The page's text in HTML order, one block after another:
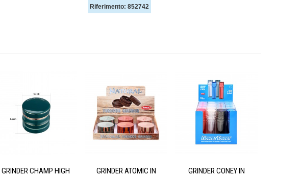
Riferimento: 852742
GRINDER CHAMP HIGH
GRINDER ATOMIC IN
GRINDER CONEY IN